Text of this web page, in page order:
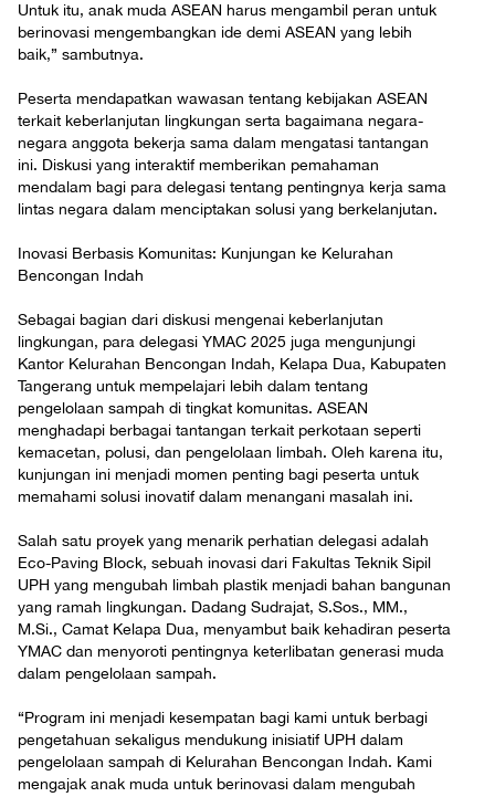
Untuk itu, anak muda ASEAN harus mengambil peran untuk
berinovasi mengembangkan ide demi ASEAN yang lebih
baik,” sambutnya.
Peserta mendapatkan wawasan tentang kebijakan ASEAN
terkait keberlanjutan lingkungan serta bagaimana negara-
negara anggota bekerja sama dalam mengatasi tantangan
ini. Diskusi yang interaktif memberikan pemahaman
mendalam bagi para delegasi tentang pentingnya kerja sama
lintas negara dalam menciptakan solusi yang berkelanjutan.
Inovasi Berbasis Komunitas: Kunjungan ke Kelurahan
Bencongan Indah
Sebagai bagian dari diskusi mengenai keberlanjutan
lingkungan, para delegasi YMAC 2025 juga mengunjungi
Kantor Kelurahan Bencongan Indah, Kelapa Dua, Kabupaten
Tangerang untuk mempelajari lebih dalam tentang
pengelolaan sampah di tingkat komunitas. ASEAN
menghadapi berbagai tantangan terkait perkotaan seperti
kemacetan, polusi, dan pengelolaan limbah. Oleh karena itu,
kunjungan ini menjadi momen penting bagi peserta untuk
memahami solusi inovatif dalam menangani masalah ini.
Salah satu proyek yang menarik perhatian delegasi adalah
Eco-Paving Block, sebuah inovasi dari Fakultas Teknik Sipil
UPH yang mengubah limbah plastik menjadi bahan bangunan
yang ramah lingkungan. Dadang Sudrajat, S.Sos., MM.,
M.Si., Camat Kelapa Dua, menyambut baik kehadiran peserta
YMAC dan menyoroti pentingnya keterlibatan generasi muda
dalam pengelolaan sampah.
“Program ini menjadi kesempatan bagi kami untuk berbagi
pengetahuan sekaligus mendukung inisiatif UPH dalam
pengelolaan sampah di Kelurahan Bencongan Indah. Kami
mengajak anak muda untuk berinovasi dalam mengubah